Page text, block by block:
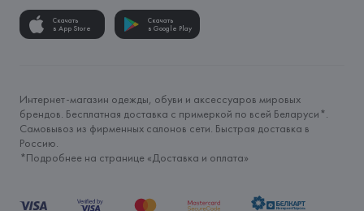
Скачать
в App Store
Скачать
в Google Play
Интернет-магазин одежды, обуви и аксессуаров мировых
брендов. Бесплатная доставка с примеркой по всей Беларуси*.
Самовывоз из фирменных салонов сети. Быстрая доставка в
Россию.
*Подробнее на странице «Доставка и оплата»